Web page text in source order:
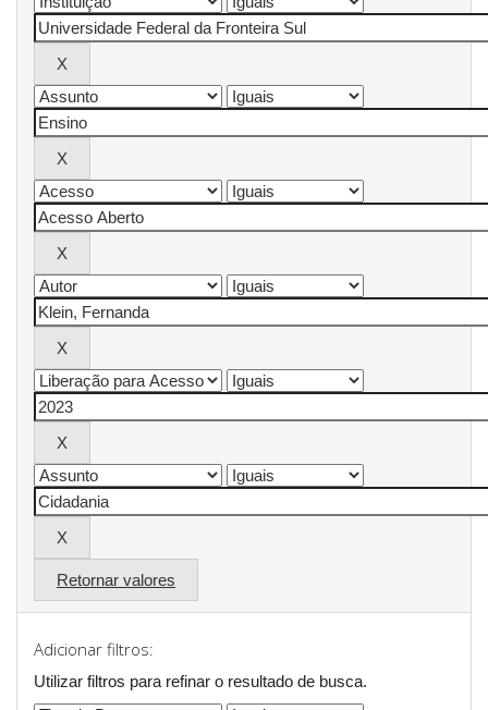
Retornar valores
Adicionar filtros:
Utilizar filtros para refinar o resultado de busca.